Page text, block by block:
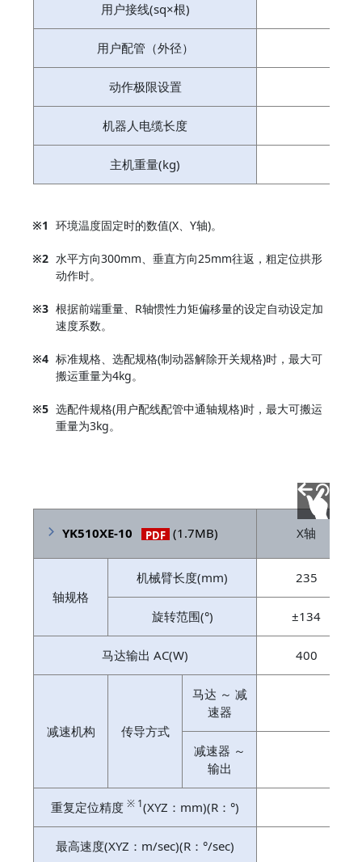
用户接线(sq×根)
用户配管（外径）
动作极限设置
机器人电缆长度
主机重量(kg)
※1 环境温度固定时的数值(X、Y轴)。
※2 水平方向300mm、垂直方向25mm往返，粗定位拱形
动作时。
※3 根据前端重量、R轴惯性力矩偏移量的设定自动设定加
速度系数。
※4 标准规格、选配规格(制动器解除开关规格)时，最大可
搬运重量为4kg。
※5 选配件规格(用户配线配管中通轴规格)时，最大可搬运
重量为3kg。
YK510XE-10 PDF (1.7MB) X轴
轴规格
机械臂长度(mm) 235
旋转范围(°) ±134
马达输出 AC(W) 400
减速机构 传导方式
马达 ～ 减
速器
减速器 ～
输出
重复定位精度※ 1(XYZ：mm)(R：°)
最高速度(XYZ：m/sec)(R：°/sec)